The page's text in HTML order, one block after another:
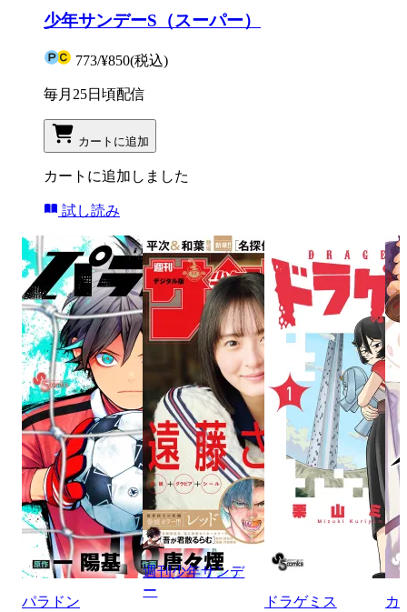
少年サンデーS（スーパー）
773/¥850(税込)
毎月25日頃配信
カートに追加
カートに追加しました
試し読み
パラドン
週刊少年サンデ
ー
ドラゲミス
カ